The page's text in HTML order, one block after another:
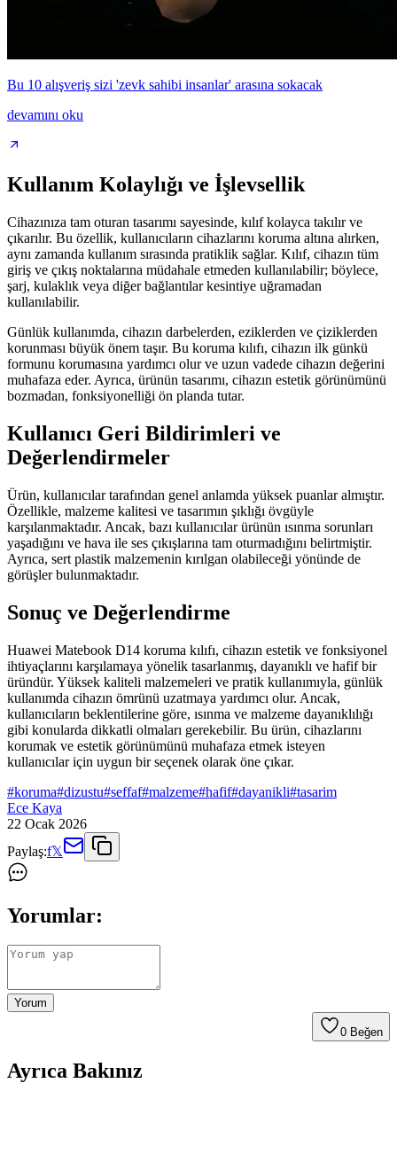
Bu 10 alışveriş sizi 'zevk sahibi insanlar' arasına sokacak
devamını oku
Kullanım Kolaylığı ve İşlevsellik
Cihazınıza tam oturan tasarımı sayesinde, kılıf kolayca takılır ve
çıkarılır. Bu özellik, kullanıcıların cihazlarını koruma altına alırken,
aynı zamanda kullanım sırasında pratiklik sağlar. Kılıf, cihazın tüm
giriş ve çıkış noktalarına müdahale etmeden kullanılabilir; böylece,
şarj, kulaklık veya diğer bağlantılar kesintiye uğramadan
kullanılabilir.
Günlük kullanımda, cihazın darbelerden, eziklerden ve çiziklerden
korunması büyük önem taşır. Bu koruma kılıfı, cihazın ilk günkü
formunu korumasına yardımcı olur ve uzun vadede cihazın değerini
muhafaza eder. Ayrıca, ürünün tasarımı, cihazın estetik görünümünü
bozmadan, fonksiyonelliği ön planda tutar.
Kullanıcı Geri Bildirimleri ve
Değerlendirmeler
Ürün, kullanıcılar tarafından genel anlamda yüksek puanlar almıştır.
Özellikle, malzeme kalitesi ve tasarımın şıklığı övgüyle
karşılanmaktadır. Ancak, bazı kullanıcılar ürünün ısınma sorunları
yaşadığını ve hava ile ses çıkışlarına tam oturmadığını belirtmiştir.
Ayrıca, sert plastik malzemenin kırılgan olabileceği yönünde de
görüşler bulunmaktadır.
Sonuç ve Değerlendirme
Huawei Matebook D14 koruma kılıfı, cihazın estetik ve fonksiyonel
ihtiyaçlarını karşılamaya yönelik tasarlanmış, dayanıklı ve hafif bir
üründür. Yüksek kaliteli malzemeleri ve pratik kullanımıyla, günlük
kullanımda cihazın ömrünü uzatmaya yardımcı olur. Ancak,
kullanıcıların beklentilerine göre, ısınma ve malzeme dayanıklılığı
gibi konularda dikkatli olmaları gerekebilir. Bu ürün, cihazlarını
korumak ve estetik görünümünü muhafaza etmek isteyen
kullanıcılar için uygun bir seçenek olarak öne çıkar.
#koruma#dizustu#seffaf#malzeme#hafif#dayanikli#tasarim
Ece Kaya
22 Ocak 2026
Paylaş:f𝕏
Yorumlar:
Yorum
0 Beğen
Ayrıca Bakınız